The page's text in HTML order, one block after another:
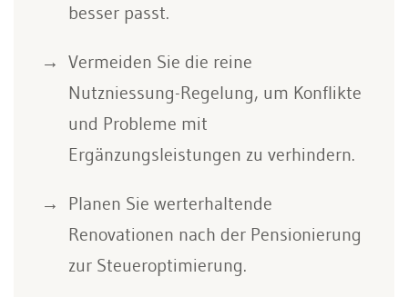
besser passt.
Vermeiden Sie die reine
Nutzniessung-Regelung, um Konflikte
und Probleme mit
Ergänzungsleistungen zu verhindern.
Planen Sie werterhaltende
Renovationen nach der Pensionierung
zur Steueroptimierung.